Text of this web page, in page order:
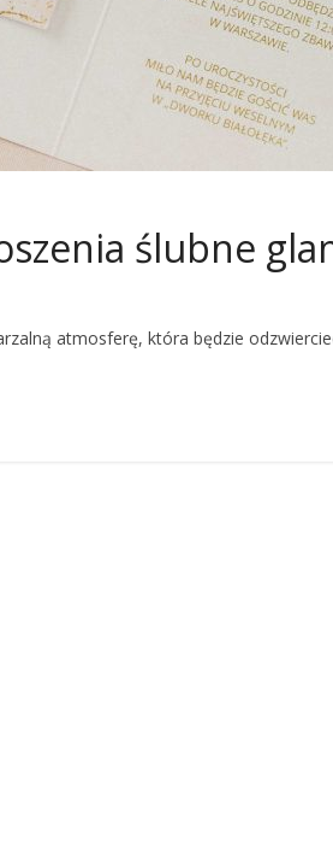
ślubne
atmosferę, która będzie